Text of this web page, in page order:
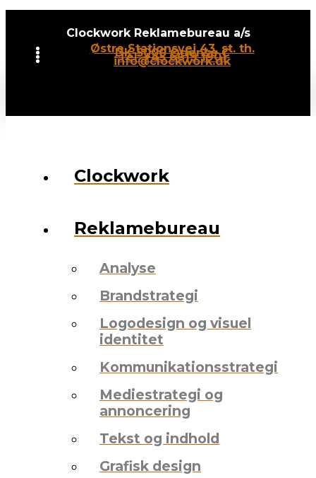
Clockwork Reklamebureau a/s
Østre Stationsvej 43, st. th.
DK-5000 Odense C
Tel: +45 6619 1901
info@clockwork.dk
Clockwork
Reklamebureau
Analyse
Brandstrategi
Logodesign og visuel
identitet
Kommunikationsstrategi
Mediestrategi og
annoncering
Tekst og indhold
Grafisk design